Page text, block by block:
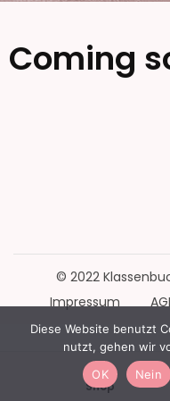
Coming
Shop
© 2022
Impressum
Diese Website benutzt
nutzt, gehen wir
OK
Nein